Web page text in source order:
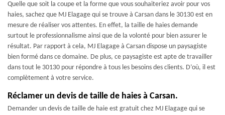
Quelle que soit la coupe et la forme que vous souhaiteriez avoir pour vos
haies, sachez que MJ Elagage qui se trouve à Carsan dans le 30130 est en
mesure de réaliser vos attentes. En effet, la taille de haies demande
surtout le professionnalisme ainsi que de la volonté pour bien assurer le
résultat. Par rapport à cela, MJ Elagage à Carsan dispose un paysagiste
bien formé dans ce domaine. De plus, ce paysagiste est apte de travailler
dans tout le 30130 pour répondre à tous les besoins des clients. D’où, il est
complètement à votre service.
Réclamer un devis de taille de haies à Carsan.
Demander un devis de taille de haie est gratuit chez MJ Elagage qui se